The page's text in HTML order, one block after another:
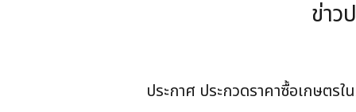
ข่าว
ประกาศ ประกวดราคาซื้อเกษตร